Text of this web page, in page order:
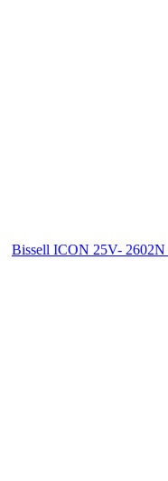
Bissell ICON 25V- 2602N